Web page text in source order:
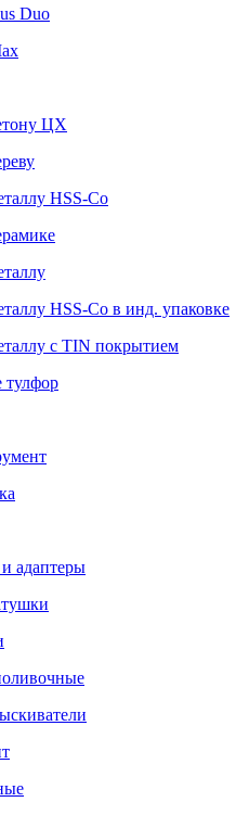
Duo
ЦХ
HSS-Co
HSS-Co в инд. упаковке
с TIN покрытием
тулфор
адаптеры